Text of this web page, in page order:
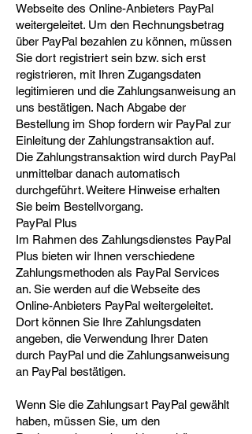
Webseite des Online-Anbieters PayPal
weitergeleitet. Um den Rechnungsbetrag
über PayPal bezahlen zu können, müssen
Sie dort registriert sein bzw. sich erst
registrieren, mit Ihren Zugangsdaten
legitimieren und die Zahlungsanweisung an
uns bestätigen. Nach Abgabe der
Bestellung im Shop fordern wir PayPal zur
Einleitung der Zahlungstransaktion auf.
Die Zahlungstransaktion wird durch PayPal
unmittelbar danach automatisch
durchgeführt. Weitere Hinweise erhalten
Sie beim Bestellvorgang.
PayPal Plus
Im Rahmen des Zahlungsdienstes PayPal
Plus bieten wir Ihnen verschiedene
Zahlungsmethoden als PayPal Services
an. Sie werden auf die Webseite des
Online-Anbieters PayPal weitergeleitet.
Dort können Sie Ihre Zahlungsdaten
angeben, die Verwendung Ihrer Daten
durch PayPal und die Zahlungsanweisung
an PayPal bestätigen.
Wenn Sie die Zahlungsart PayPal gewählt
haben, müssen Sie, um den